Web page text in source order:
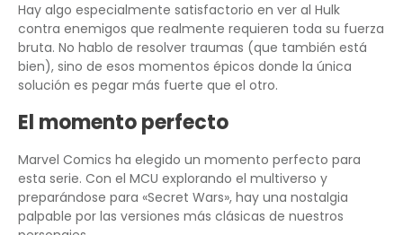
Hay algo especialmente satisfactorio en ver al Hulk
contra enemigos que realmente requieren toda su fuerza
bruta. No hablo de resolver traumas (que también está
bien), sino de esos momentos épicos donde la única
solución es pegar más fuerte que el otro.
El momento perfecto
Marvel Comics ha elegido un momento perfecto para
esta serie. Con el MCU explorando el multiverso y
preparándose para «Secret Wars», hay una nostalgia
palpable por las versiones más clásicas de nuestros